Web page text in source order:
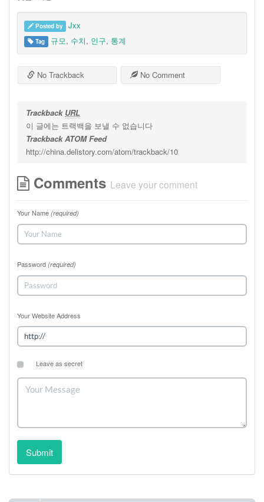
Posted by Jxx
Tag 규모, 수치, 인구, 통계
No Trackback No Comment
Trackback URL
이 글에는 트랙백을 보낼 수 없습니다
Trackback ATOM Feed
http://china.delistory.com/atom/trackback/10
Comments Leave your comment
Your Name (required)
Password (required)
Your Website Address
Leave as secret
Submit